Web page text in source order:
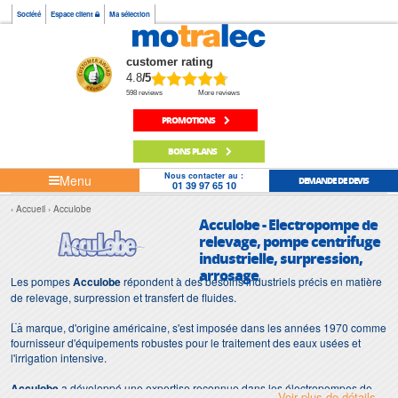
Société Espace client Ma sélection
customer rating
4.8/5
598 reviews More reviews
PROMOTIONS
BONS PLANS
Menu Nous contacter au :
01 39 97 65 10 DEMANDE DE DEVIS
Accueil Acculobe
Acculobe - Electropompe de
relevage, pompe centrifuge
industrielle, surpression,
arrosage
Les pompesAcculoberépondent à des besoins industriels précis en matière
de relevage, surpression et transfert de fluides.
La marque, d'origine américaine, s'est imposée dans les années 1970 comme
fournisseur d'équipements robustes pour le traitement des eaux usées et
l'irrigation intensive.
Acculobea développé une expertise reconnue dans les électropompes de